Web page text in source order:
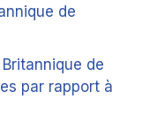
de
de
par rapport à